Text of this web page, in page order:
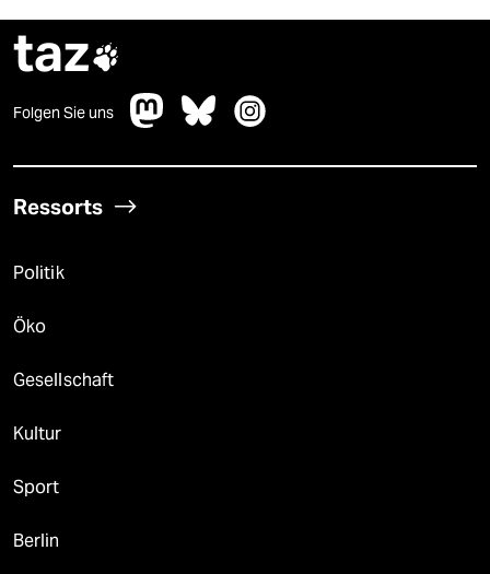
taz
Folgen Sie uns
Ressorts
Politik
Öko
Gesellschaft
Kultur
Sport
Berlin